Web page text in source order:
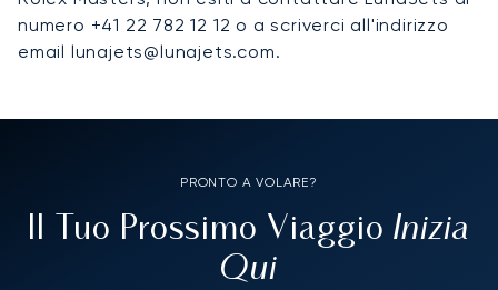
numero +41 22 782 12 12 o a scriverci all'indirizzo
email lunajets@lunajets.com.
PRONTO A VOLARE?
Il Tuo Prossimo Viaggio Inizia
Qui